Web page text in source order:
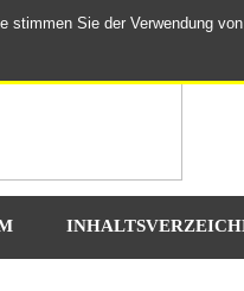
stimmen Sie der Verwendung